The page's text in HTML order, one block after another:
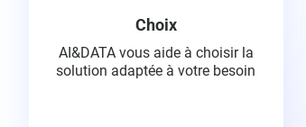
Choix
AI&DATA vous aide à choisir la
solution adaptée à votre besoin